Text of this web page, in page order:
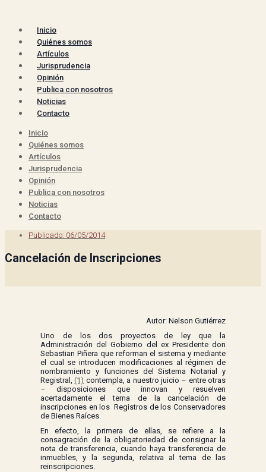
Inicio
Quiénes somos
Artículos
Jurisprudencia
Opinión
Publica con nosotros
Noticias
Contacto
Inicio
Quiénes somos
Artículos
Jurisprudencia
Opinión
Publica con nosotros
Noticias
Contacto
Publicado: 06/05/2014
Cancelación de Inscripciones
Autor: Nelson Gutiérrez
Uno de los dos proyectos de ley que la
Administración del Gobierno del ex Presidente don
Sebastian Piñera que reforman el sistema y mediante
el cual se introducen modificaciones al régimen de
nombramiento y funciones del Sistema Notarial y
Registral, (1) contempla, a nuestro juicio – entre otras
– disposiciones que innovan y resuelven
acertadamente el tema de la cancelación de
inscripciones en los Registros de los Conservadores
de Bienes Raíces.
En efecto, la primera de ellas, se refiere a la
consagración de la obligatoriedad de consignar la
nota de transferencia, cuando haya transferencia de
inmuebles, y la segunda, relativa al tema de las
reinscripciones.